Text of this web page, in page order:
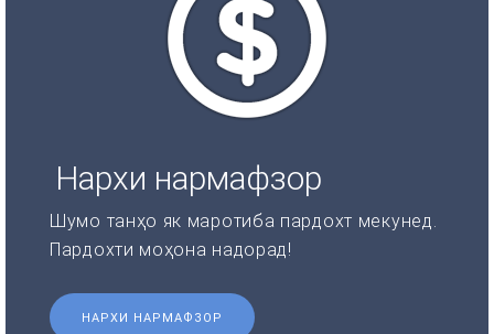
Нархи нармафзор
Шумо танҳо як маротиба пардохт мекунед.
Пардохти моҳона надорад!
НАРХИ НАРМАФЗОР